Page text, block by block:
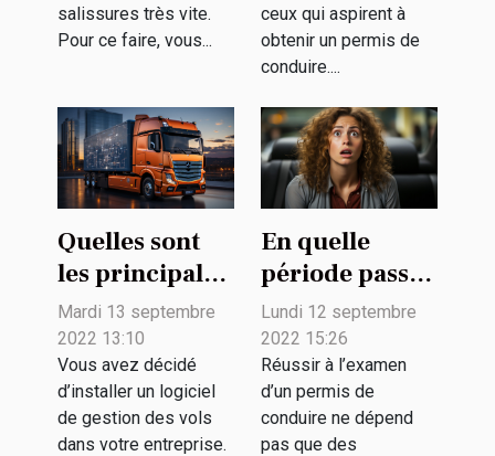
salissures très vite.
Pour ce faire, vous...
ceux qui aspirent à
obtenir un permis de
conduire....
Quelles sont
les principales
fonctionnalités
d’un logiciel
de gestion de
flotte ?
Mardi 13 septembre
2022 13:10
Vous avez décidé
d’installer un logiciel
de gestion des vols
dans votre entreprise.
En quelle
période passer
le permis de
conduire pour
augmenter sa
chance de
réussir ?
Lundi 12 septembre
2022 15:26
Réussir à l’examen
d’un permis de
conduire ne dépend
pas que des